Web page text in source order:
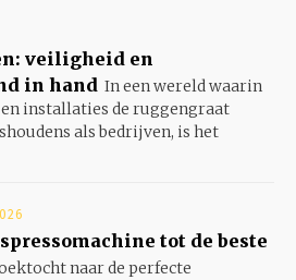
veiligheid en
in hand In een wereld waarin
installaties de ruggengraat
als bedrijven, is het
tot de beste
naar de perfecte